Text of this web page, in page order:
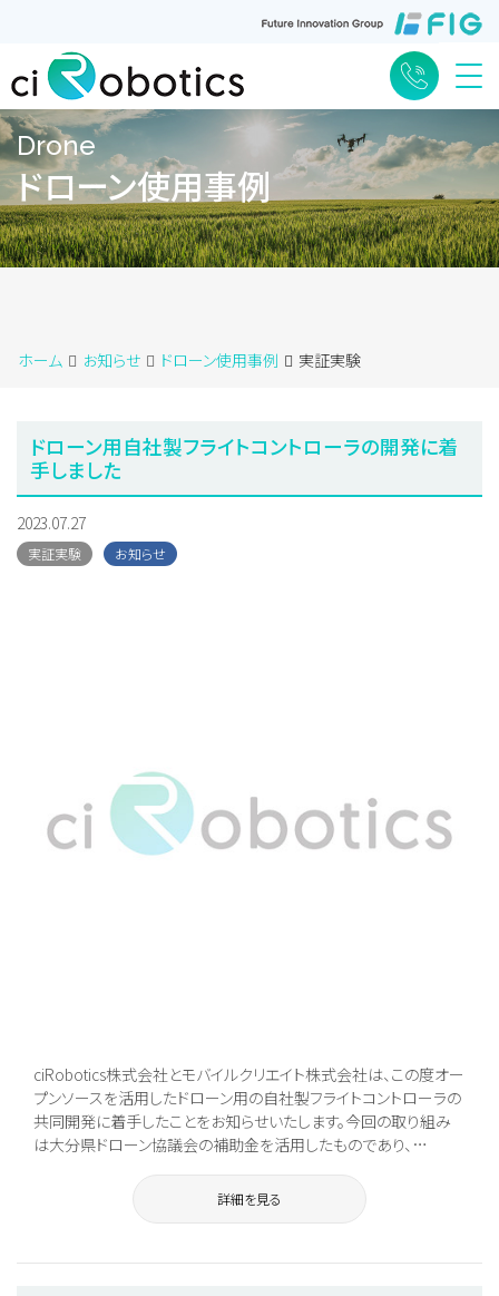
Drone
ドローン使用事例
ホーム お知らせ ドローン使用事例 実証実験
ドローン用自社製フライトコントローラの開発に着
手しました
2023.07.27
実証実験 お知らせ
ciRobotics株式会社とモバイルクリエイト株式会社は、この度オー
プンソースを活用したドローン用の自社製フライトコントローラの
共同開発に着手したことをお知らせいたします。今回の取り組み
は大分県ドローン協議会の補助金を活用したものであり、…
詳細を見る